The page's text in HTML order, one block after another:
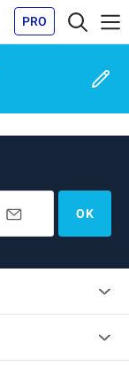
PRO
OK